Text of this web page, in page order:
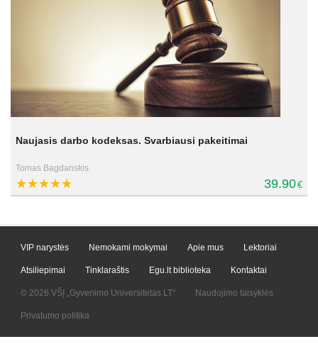
Naujasis darbo kodeksas. Svarbiausi pakeitimai
Tomas Bagdanskis
39.90€
VIP narystės Nemokami mokymai Apie mus Lektoriai
Atsiliepimai Tinklaraštis Egu.lt biblioteka Kontaktai
© 2026 VŠĮ „Gyvenimo Universitetas LT“ Naudojimo taisyklės
Privatumo politika